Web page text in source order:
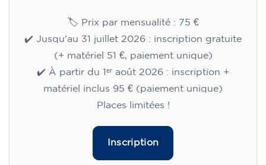
🏷️ Prix par mensualité : 75 €
✔️ Jusqu'au 31 juillet 2026 : inscription gratuite
(+ matériel 51 €, paiement unique)
✔️ À partir du 1ᵉʳ août 2026 : inscription +
matériel inclus 95 € (paiement unique)
Places limitées !
Inscription